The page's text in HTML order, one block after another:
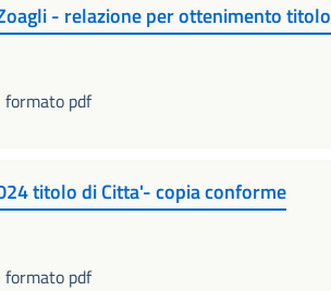
- relazione per ottenimento titolo
formato pdf
titolo di Citta'- copia conforme
formato pdf